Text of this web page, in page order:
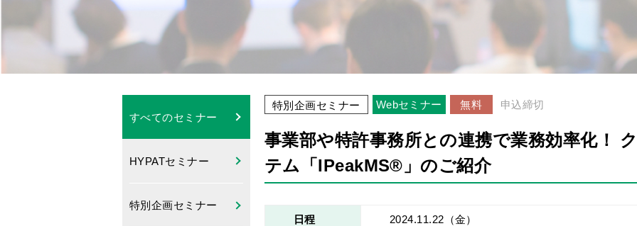
すべてのセミナー
HYPATセミナー
特別企画セミナー
特別企画セミナー Webセミナー 無料 申込締切
事業部や特許事務所との連携で業務効率化！
テム「IPeakMS®」のご紹介
日程 2024.11.22 （金）